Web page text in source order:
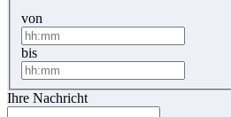
von
bis
Ihre Nachricht